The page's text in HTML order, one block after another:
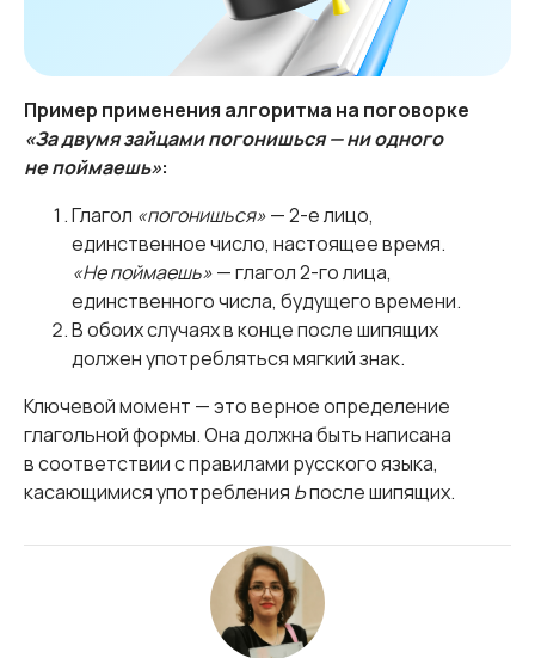
Пример применения алгоритма на поговорке
«За двумя зайцами погонишься — ни одного
не поймаешь»:
Глагол «погонишься»— 2-е лицо,
единственное число, настоящее время.
«Не поймаешь»— глагол 2-го лица,
единственного числа, будущего времени.
В обоих случаях в конце после шипящих
должен употребляться мягкий знак.
Ключевой момент — это верное определение
глагольной формы. Она должна быть написана
в соответствии с правилами русского языка,
касающимися употребления Ьпосле шипящих.